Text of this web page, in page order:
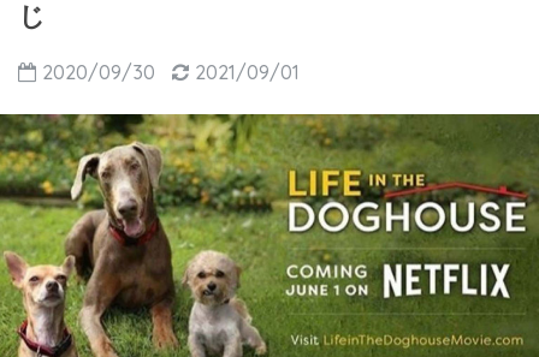
じ
2020/09/30 2021/09/01